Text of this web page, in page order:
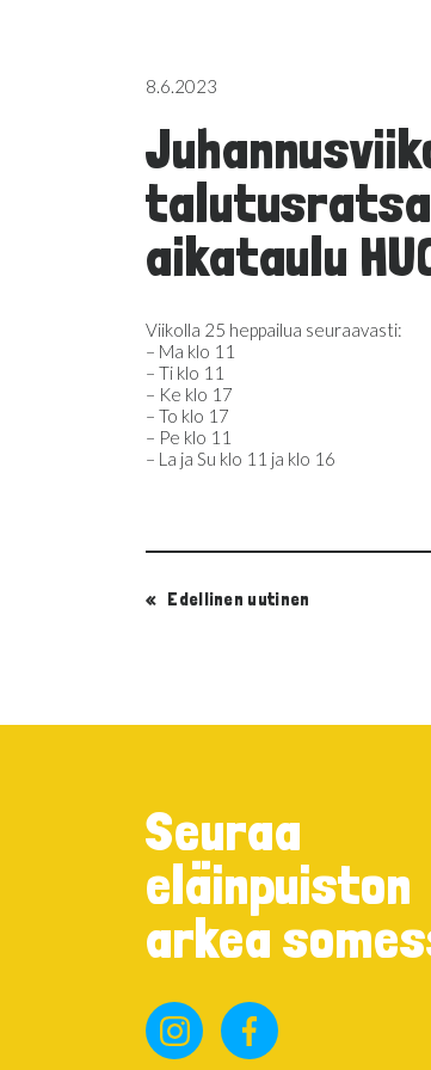
8.6.2023
aikataulu
Viikolla 25 heppailua seuraavasti:
– Ma klo 11
– Ti klo 11
– Ke klo 17
– To klo 17
– Pe klo 11
– La ja Su klo 11 ja klo 16
Edellinen uutinen
Seuraa
eläinpuiston
arkea